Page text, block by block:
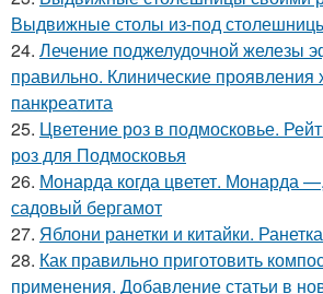
Выдвижные столы из-под
24. Лечение поджелудочной железы
правильно. Клинические проявления
панкреатита
25. Цветение роз в подмосковье.
роз для Подмосковья
26. Монарда когда цветет. Монарда
садовый бергамот
27. Яблони ранетки и китайки.
28. Как правильно приготовить
применения. Добавление статьи в